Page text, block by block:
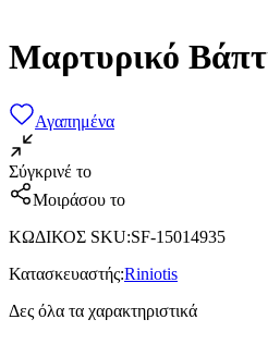
Μαρτυρικό
Αγαπημένα
Σύγκρινέ το
Μοιράσου το
ΚΩΔΙΚΟΣ SKU:SF-15014935
Κατασκευαστής:Riniotis
Δες όλα τα χαρακτηριστικά